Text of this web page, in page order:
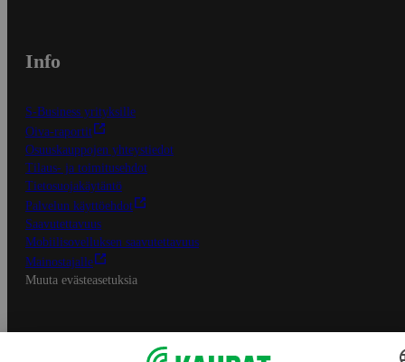
Info
S-Business yrityksille
Oiva-raportit
Osuuskauppojen yhteystiedot
Tilaus- ja toimitusehdot
Tietosuojakäytäntö
Palvelun käyttöehdot
Saavutettavuus
Mobiilisovelluksen saavutettavuus
Mainostajalle
Muuta evästeasetuksia
S-ryhmän palvelut